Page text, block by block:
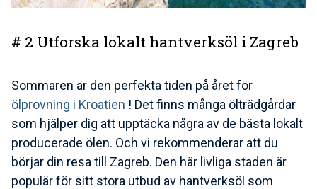
# 2 Utforska lokalt hantverksöl i Zagreb
Sommaren är den perfekta tiden på året för
ölprovning i Kroatien ! Det finns många ölträdgårdar
som hjälper dig att upptäcka några av de bästa lokalt
producerade ölen. Och vi rekommenderar att du
börjar din resa till Zagreb. Den här livliga staden är
populär för sitt stora utbud av hantverksöl som